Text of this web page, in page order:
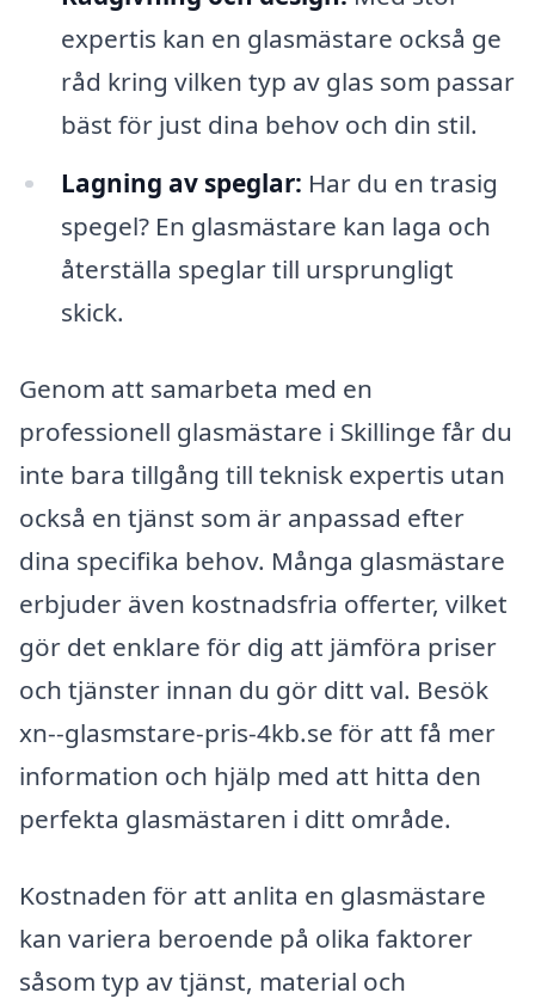
expertis kan en glasmästare också ge
råd kring vilken typ av glas som passar
bäst för just dina behov och din stil.
Lagning av speglar: Har du en trasig
spegel? En glasmästare kan laga och
återställa speglar till ursprungligt
skick.
Genom att samarbeta med en
professionell glasmästare i Skillinge får du
inte bara tillgång till teknisk expertis utan
också en tjänst som är anpassad efter
dina specifika behov. Många glasmästare
erbjuder även kostnadsfria offerter, vilket
gör det enklare för dig att jämföra priser
och tjänster innan du gör ditt val. Besök
xn--glasmstare-pris-4kb.se för att få mer
information och hjälp med att hitta den
perfekta glasmästaren i ditt område.
Kostnaden för att anlita en glasmästare
kan variera beroende på olika faktorer
såsom typ av tjänst, material och